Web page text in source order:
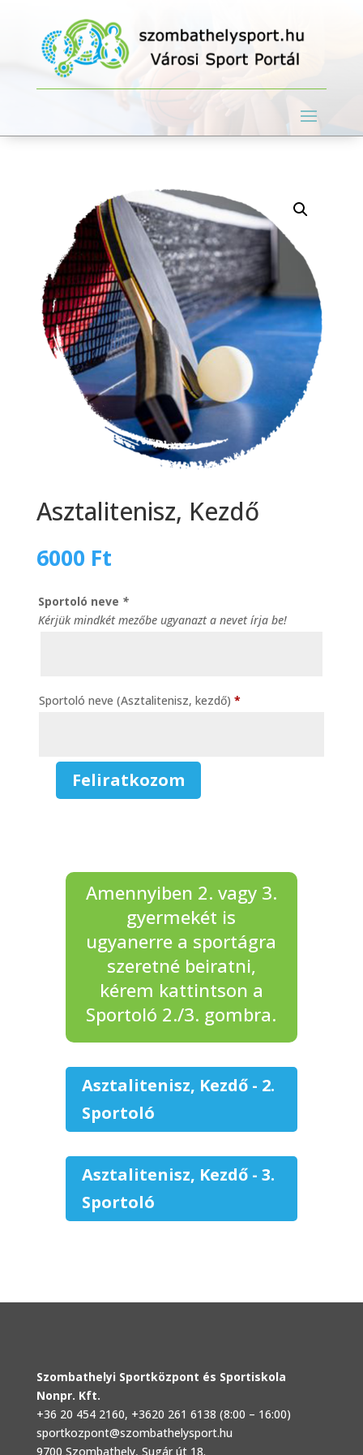
Asztalitenisz, Kezdő
6000 Ft
Sportoló neve *
Kérjük mindkét mezőbe ugyanazt a nevet írja be!
Sportoló neve (Asztalitenisz, kezdő) *
Asztalitenisz,Feliratkozom
Amennyiben 2. vagy 3.
gyermekét is
ugyanerre a sportágra
szeretné beiratni,
kérem kattintson a
Sportoló 2./3. gombra.
Asztalitenisz, Kezdő - 2.
Sportoló
Asztalitenisz, Kezdő - 3.
Sportoló
Szombathelyi Sportközpont és Sportiskola
Nonpr. Kft.
+36 20 454 2160, +3620 261 6138 (8:00 – 16:00)
sportkozpont@szombathelysport.hu
9700 Szombathely, Sugár út 18.